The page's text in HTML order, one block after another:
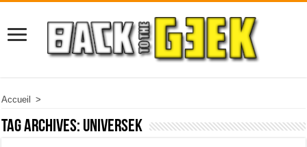
Accueil >
Tag Archives: universek